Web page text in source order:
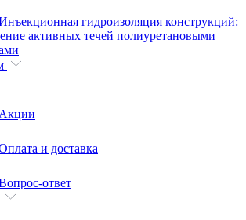
гидроизоляция конструкций:
активных течей полиуретановыми
Акции
и доставка
ответ